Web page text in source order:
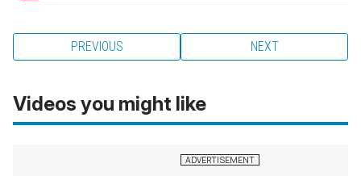
PREVIOUS NEXT
Videos you might like